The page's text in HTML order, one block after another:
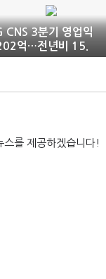
CNS 3분기 영업익
억…전년비 15.
감소
스를 제공하겠습니다!